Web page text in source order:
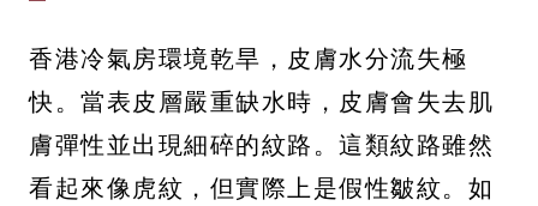
香港冷氣房環境乾旱，皮膚水分流失極
快。當表皮層嚴重缺水時，皮膚會失去肌
膚彈性並出現細碎的紋路。這類紋路雖然
看起來像虎紋，但實際上是假性皺紋。如